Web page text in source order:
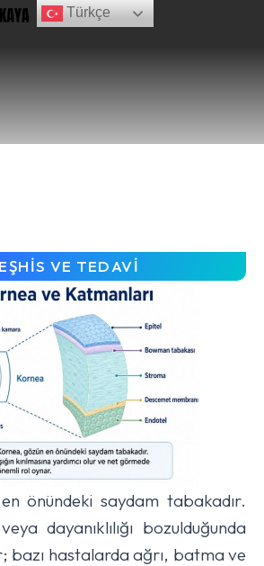
Türkçe
VE TEDAVI
önündeki saydam tabakadır.
dayanıklılığı bozulduğunda
bazı hastalarda ağrı, batma ve